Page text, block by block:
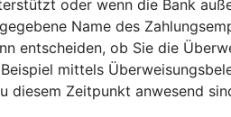
oder wenn die Bank
Name des
entscheiden, ob Sie die
mittels
diesem Zeitpunkt anwesend